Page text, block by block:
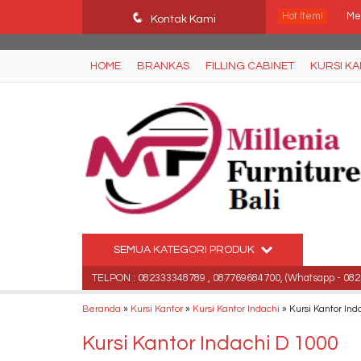
Ffn26mCseQzwzJTw3smpNE8Nti1cAw6hYZWaSDjvoqs
q Kontak Kami Hot Item!
HOME BRANKAS FILLING CABINET KURSI
SEMUA KATEGORI PRODUK
TELPON : 082333348789 , 087769684700, (Whatsapp -
Beranda » Kursi Kantor» Kursi Kantor Indachi » Kursi Kantor
Kursi Kantor Indachi D 1000